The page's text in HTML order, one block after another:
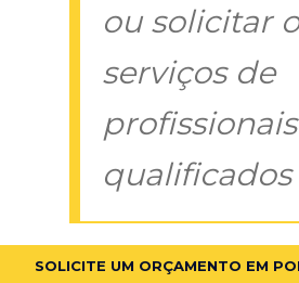
ou solicitar
serviços de
profissionais
qualificados
SOLICITE UM ORÇAMENTO EM